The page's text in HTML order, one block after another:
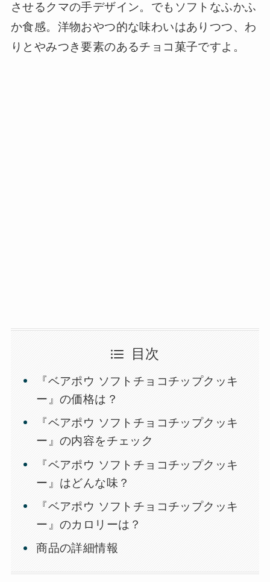
させるクマの手デザイン。でもソフトなふかふ
か食感。洋物おやつ的な味わいはありつつ、わ
りとやみつき要素のあるチョコ菓子ですよ。
目次
『ベアポウ ソフトチョコチップクッキ
ー』の価格は？
『ベアポウ ソフトチョコチップクッキ
ー』の内容をチェック
『ベアポウ ソフトチョコチップクッキ
ー』はどんな味？
『ベアポウ ソフトチョコチップクッキ
ー』のカロリーは？
商品の詳細情報